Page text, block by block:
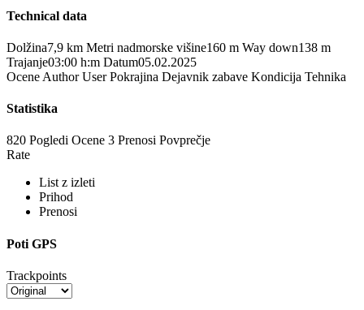
Technical data
Dolžina7,9 km Metri nadmorske višine160 m Way down138 m
Trajanje03:00 h:m Datum05.02.2025
Ocene Author User Pokrajina Dejavnik zabave Kondicija Tehnika
Statistika
820 Pogledi Ocene 3 Prenosi Povprečje
Rate
List z izleti
Prihod
Prenosi
Poti GPS
Trackpoints